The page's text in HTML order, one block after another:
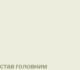
головним